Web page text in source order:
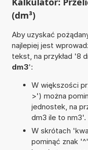
(dm³)
Aby uzyskać
najlepiej jest
tekst, na przykład '8
dm3':
W większości
>') można
jednostek, na
dm3 ile to nm3'.
W skrótach
pominąć znak